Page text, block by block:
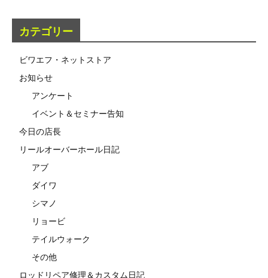
カテゴリー
ビワエフ・ネットストア
お知らせ
アンケート
イベント＆セミナー告知
今日の店長
リールオーバーホール日記
アブ
ダイワ
シマノ
リョービ
テイルウォーク
その他
ロッドリペア修理＆カスタム日記